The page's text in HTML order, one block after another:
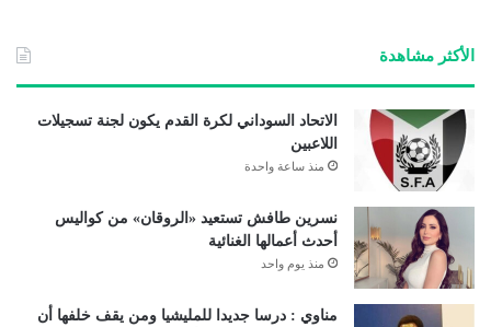
الأكثر مشاهدة
الاتحاد السوداني لكرة القدم يكون لجنة تسجيلات
اللاعبين
منذ ساعة واحدة
نسرين طافش تستعيد «الروقان» من كواليس
أحدث أعمالها الغنائية
منذ يوم واحد
مناوي : درسا جديدا للمليشيا ومن يقف خلفها أن